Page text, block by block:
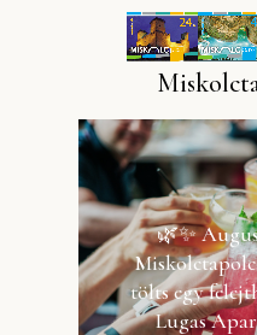
🌿✨
tölts egy
Lugas